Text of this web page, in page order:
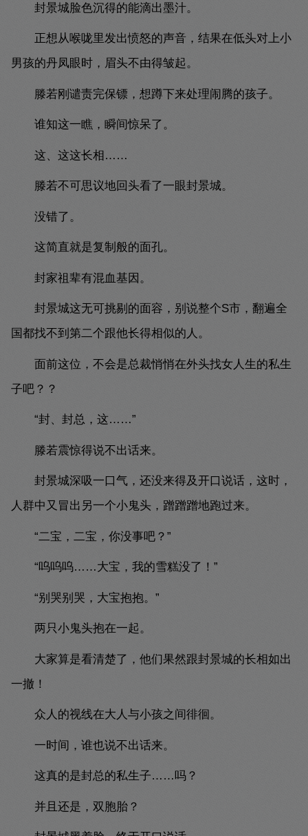
封景城脸色沉得的能滴出墨汁。
正想从喉咙里发出愤怒的声音，结果在低头对上小
男孩的丹凤眼时，眉头不由得皱起。
滕若刚谴责完保镖，想蹲下来处理闹腾的孩子。
谁知这一瞧，瞬间惊呆了。
这、这这长相……
滕若不可思议地回头看了一眼封景城。
没错了。
这简直就是复制般的面孔。
封家祖辈有混血基因。
封景城这无可挑剔的面容，别说整个S市，翻遍全
国都找不到第二个跟他长得相似的人。
面前这位，不会是总裁悄悄在外头找女人生的私生
子吧？？
“封、封总，这……”
滕若震惊得说不出话来。
封景城深吸一口气，还没来得及开口说话，这时，
人群中又冒出另一个小鬼头，蹭蹭蹭地跑过来。
“二宝，二宝，你没事吧？”
“呜呜呜……大宝，我的雪糕没了！”
“别哭别哭，大宝抱抱。”
两只小鬼头抱在一起。
大家算是看清楚了，他们果然跟封景城的长相如出
一撤！
众人的视线在大人与小孩之间徘徊。
一时间，谁也说不出话来。
这真的是封总的私生子……吗？
并且还是，双胞胎？